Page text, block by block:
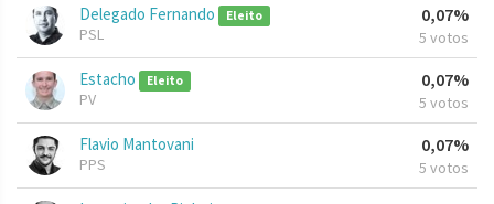
Delegado Fernando Eleito
PSL
0,07%
5 votos
Estacho Eleito
PV
0,07%
5 votos
Flavio Mantovani
PPS
0,07%
5 votos